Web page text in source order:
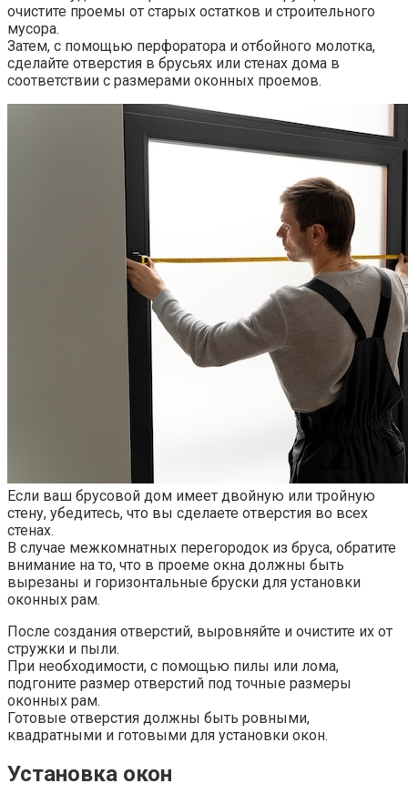
очистите проемы от старых остатков и строительного
мусора.​
Затем, с помощью перфоратора и отбойного молотка,
сделайте отверстия в брусьях или стенах дома в
соответствии с размерами оконных проемов.​
Если ваш брусовой дом имеет двойную или тройную
стену, убедитесь, что вы сделаете отверстия во всех
стенах.​
В случае межкомнатных перегородок из бруса, обратите
внимание на то, что в проеме окна должны быть
вырезаны и горизонтальные бруски для установки
оконных рам.​
После создания отверстий, выровняйте и очистите их от
стружки и пыли.​
При необходимости, с помощью пилы или лома,
подгоните размер отверстий под точные размеры
оконных рам.
Готовые отверстия должны быть ровными,
квадратными и готовыми для установки окон.​
Установка окон